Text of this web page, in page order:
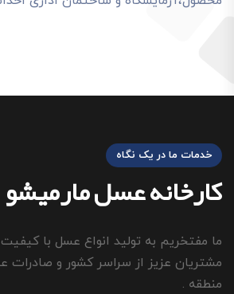
خدمات ما در یک نگاه
کارخانه عسل مارميشو
ما مفتخریم به تولید انواع عسل با
مشتریان عزیز از سراسر کشور و صادرات
منطقه .